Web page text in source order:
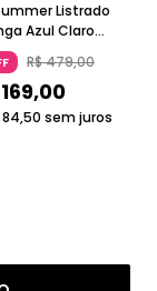
Listrado
Azul Claro
R$479,00
169,00
84,50 sem juros